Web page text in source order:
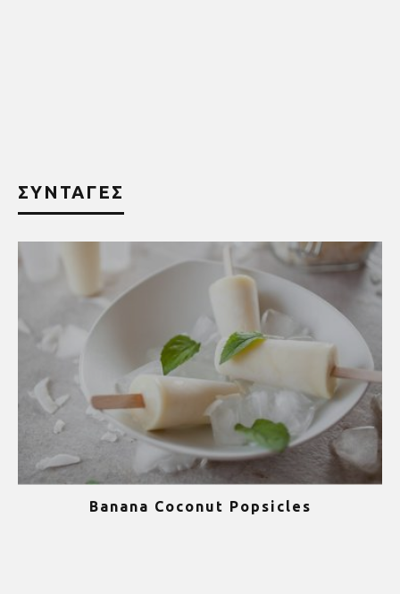
ΣΥΝΤΑΓΕΣ
Banana Coconut Popsicles